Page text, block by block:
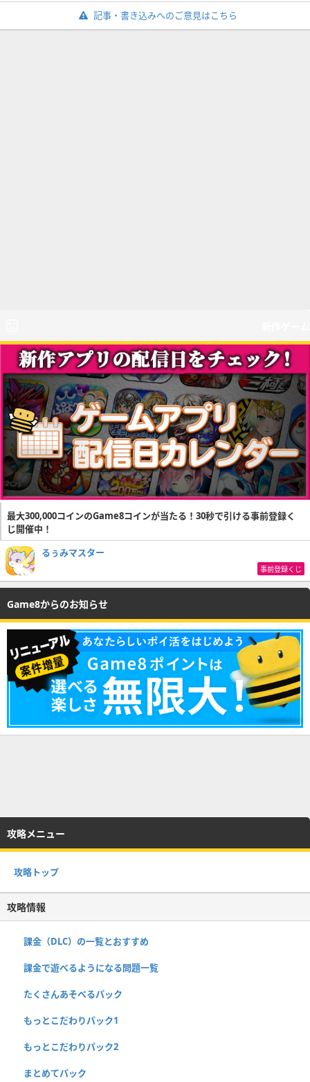
記事・書き込みへのご意見はこちら
最大300,000コインのGame8コインが当たる！30秒で引ける事前登録く
じ開催中！
るぅみマスター
事前登録くじ
Game8からのお知らせ
攻略メニュー
攻略トップ
攻略情報
課金（DLC）の一覧とおすすめ
課金で遊べるようになる問題一覧
たくさんあそべるパック
もっとこだわりパック1
もっとこだわりパック2
まとめてパック